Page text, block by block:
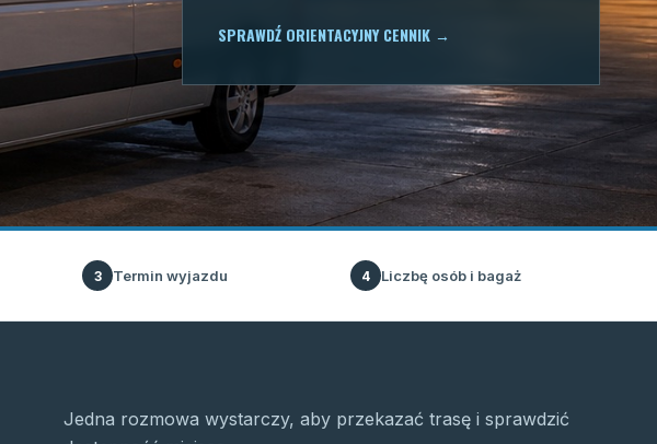
SPRAWDŹ ORIENTACYJNY CENNIK →
3 Termin wyjazdu 4 Liczbę osób i bagaż
Jedna rozmowa wystarczy, aby przekazać trasę i sprawdzić